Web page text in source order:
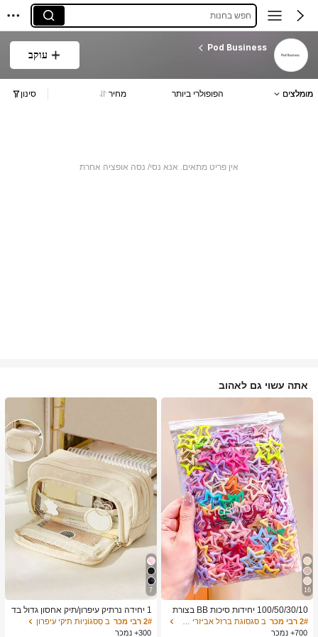
חפש בחנות
Pod Business
עוקב
מומלצים הפופולרי ביותר מחיר סינון
אין פריט מתאים. אנא נסי/ נסה אופציה אחרת
אתה עשוי גם לאהוב
16
100/50/30/10 יחידות סיכות BB בצורת
כוכב חומש חמודות בסגנון Y2K, סיכות ש
יער צבעוניות, אביזרי שיער בסיסיים - מת
2# רבי מכר
700+ נמכר
7
1 יחידה נרתיק עיפרון/תיק אחסון גדול בד
יתן להשתמש כנרתיק עיפרון נייד/תיק אח
2# רבי מכר
ב סַסגוֹנִיוּת תיקי עיפרון
300+ נמכר